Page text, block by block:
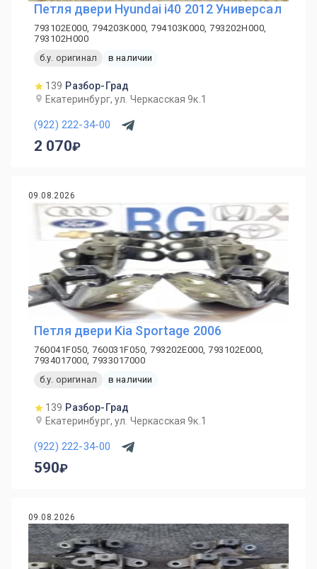
Петля двери Hyundai i40 2012 Универсал
793102E000, 794203K000, 794103K000, 793202H000,
793102H000
б.у. оригинал
в наличии
139 Разбор-Град
Екатеринбург, ул. Черкасская 9к.1
(922) 222-34-00
2 070
09.08.2026
Петля двери Kia Sportage 2006
760041F050, 760031F050, 793202E000, 793102E000,
7934017000, 7933017000
б.у. оригинал
в наличии
139 Разбор-Град
Екатеринбург, ул. Черкасская 9к.1
(922) 222-34-00
590
09.08.2026